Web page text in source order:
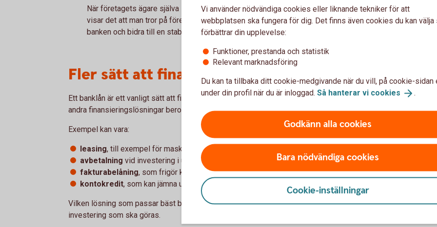
När företagets ägare själva investerar i verksamheten, till exempel genom eget kapital,
visar det att man tror på företagets utveckling. Det kan stärka förtroendet i dialogen med
banken och bidra till en stabil finansieringslösning.
Fler sätt att finansiera företagets utveckling
Ett banklån är ett vanligt sätt att finansiera investeringar i företaget, men det finns även
andra finansieringslösningar beroende på behov och situation.
Exempel kan vara:
leasing, till exempel för maskiner eller fordon
avbetalning vid investering i utrustning
fakturabelåning, som frigör kapital från kundfakturor
kontokredit, som kan jämna ut variationer i kassaflödet
Vilken lösning som passar bäst beror på företagets situation och vilken typ av
investering som ska göras.
Vi använder nödvändiga cookies eller liknande tekniker för att
webbplatsen ska fungera för dig. Det finns även cookies du kan välja
förbättrar din upplevelse:
Funktioner, prestanda och statistik
Relevant marknadsföring
Du kan ta tillbaka ditt cookie-medgivande när du vill, på cookie-sidan
under din profil när du är inloggad. Så hanterar vi cookies .
Godkänn alla cookies
Bara nödvändiga cookies
Cookie-inställningar